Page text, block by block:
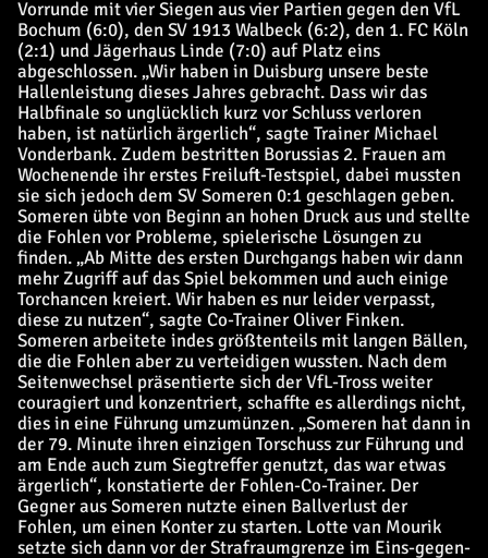
Vorrunde mit vier Siegen aus vier Partien gegen den VfL
Bochum (6:0), den SV 1913 Walbeck (6:2), den 1. FC Köln
(2:1) und Jägerhaus Linde (7:0) auf Platz eins
abgeschlossen. „Wir haben in Duisburg unsere beste
Hallenleistung dieses Jahres gebracht. Dass wir das
Halbfinale so unglücklich kurz vor Schluss verloren
haben, ist natürlich ärgerlich“, sagte Trainer Michael
Vonderbank. Zudem bestritten Borussias 2. Frauen am
Wochenende ihr erstes Freiluft-Testspiel, dabei mussten
sie sich jedoch dem SV Someren 0:1 geschlagen geben.
Someren übte von Beginn an hohen Druck aus und stellte
die Fohlen vor Probleme, spielerische Lösungen zu
finden. „Ab Mitte des ersten Durchgangs haben wir dann
mehr Zugriff auf das Spiel bekommen und auch einige
Torchancen kreiert. Wir haben es nur leider verpasst,
diese zu nutzen“, sagte Co-Trainer Oliver Finken.
Someren arbeitete indes größtenteils mit langen Bällen,
die die Fohlen aber zu verteidigen wussten. Nach dem
Seitenwechsel präsentierte sich der VfL-Tross weiter
couragiert und konzentriert, schaffte es allerdings nicht,
dies in eine Führung umzumünzen. „Someren hat dann in
der 79. Minute ihren einzigen Torschuss zur Führung und
am Ende auch zum Siegtreffer genutzt, das war etwas
ärgerlich“, konstatierte der Fohlen-Co-Trainer. Der
Gegner aus Someren nutzte einen Ballverlust der
Fohlen, um einen Konter zu starten. Lotte van Mourik
setzte sich dann vor der Strafraumgrenze im Eins-gegen-